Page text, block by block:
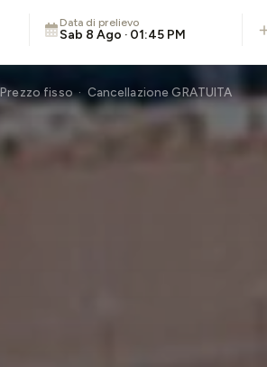
Data di prelievo
Sab 8 Ago · 01:45 PM
fisso · Cancellazione GRATUITA